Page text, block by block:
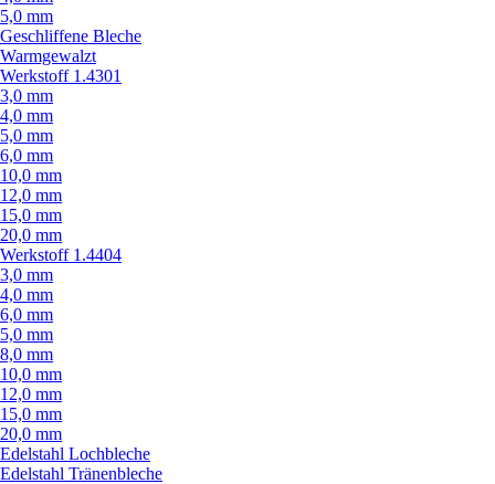
5,0 mm
Geschliffene Bleche
Warmgewalzt
Werkstoff 1.4301
3,0 mm
4,0 mm
5,0 mm
6,0 mm
10,0 mm
12,0 mm
15,0 mm
20,0 mm
Werkstoff 1.4404
3,0 mm
4,0 mm
6,0 mm
5,0 mm
8,0 mm
10,0 mm
12,0 mm
15,0 mm
20,0 mm
Edelstahl Lochbleche
Edelstahl Tränenbleche